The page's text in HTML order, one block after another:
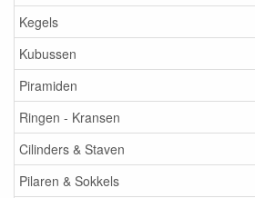
Kegels
Kubussen
Piramiden
Ringen - Kransen
Cilinders & Staven
Pilaren & Sokkels